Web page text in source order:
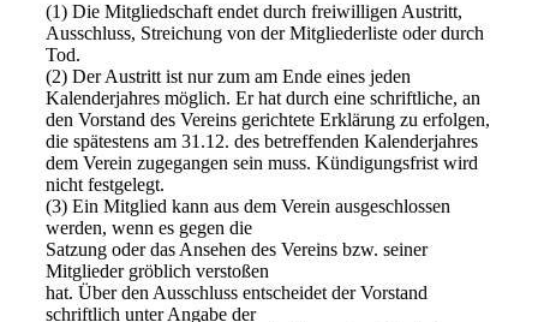
(1) Die Mitgliedschaft endet durch freiwilligen Austritt,
Ausschluss, Streichung von der Mitgliederliste oder durch
Tod.
(2) Der Austritt ist nur zum am Ende eines jeden
Kalenderjahres möglich. Er hat durch eine schriftliche, an
den Vorstand des Vereins gerichtete Erklärung zu erfolgen,
die spätestens am 31.12. des betreffenden Kalenderjahres
dem Verein zugegangen sein muss. Kündigungsfrist wird
nicht festgelegt.
(3) Ein Mitglied kann aus dem Verein ausgeschlossen
werden, wenn es gegen die
Satzung oder das Ansehen des Vereins bzw. seiner
Mitglieder gröblich verstoßen
hat. Über den Ausschluss entscheidet der Vorstand
schriftlich unter Angabe der